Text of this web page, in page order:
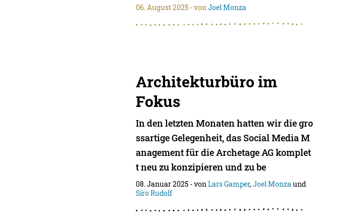
06. August 2025- vonJoel Monza
Architekturbüro im
Fokus
In den letzten Monaten hatten wir die gro
ssartige Gelegenheit, das Social Media M
anagement für die Archetage AG komplet
t neu zu konzipieren und zu be
08. Januar 2025- vonLars Gamper,Joel Monzaund
Siro Rudolf